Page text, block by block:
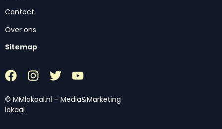
Contact
Over ons
Sitemap
© MMlokaal.nl – Media&Marketing
lokaal